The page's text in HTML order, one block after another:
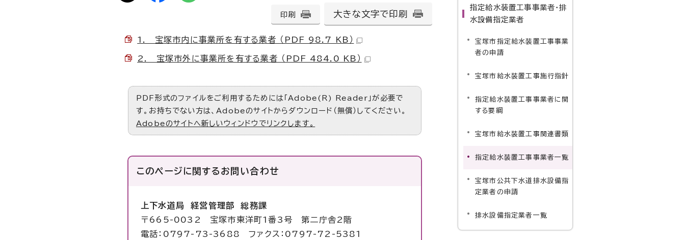
印刷 大きな文字で印刷
1. 宝塚市内に事業所を有する業者 （PDF 98.7 KB）
2. 宝塚市外に事業所を有する業者 （PDF 484.0 KB）
PDF形式のファイルをご利用するためには「Adobe(R) Reader」が必要で
す。お持ちでない方は、Adobeのサイトからダウンロード（無償）してください。
Adobeのサイトへ新しいウィンドウでリンクします。
このページに関する お問い合わせ
上下水道局 経営管理部 総務課
〒665-0032 宝塚市東洋町1番3号 第二庁舎2階
電話：0797-73-3688 ファクス：0797-72-5381
指定給水装置工事事業者・排
水設備指定業者
宝塚市指定給水装置工事事業
者の申請
宝塚市給水装置工事施行指針
指定給水装置工事事業者に関
する要綱
宝塚市給水装置工事関連書類
指定給水装置工事事業者一覧
宝塚市公共下水道排水設備指
定業者の申請
排水設備指定業者一覧